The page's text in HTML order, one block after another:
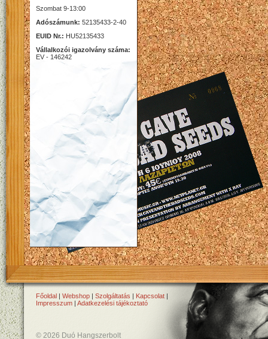
Szombat 9-13:00
Adószámunk: 52135433-2-40
EUID Nr.: HU52135433
Vállalkozói igazolvány száma:
EV - 146242
Főoldal | Webshop | Szolgáltatás | Kapcsolat |
Impresszum | Adatkezelési tájékoztató
© 2026 Duó Hangszerbolt